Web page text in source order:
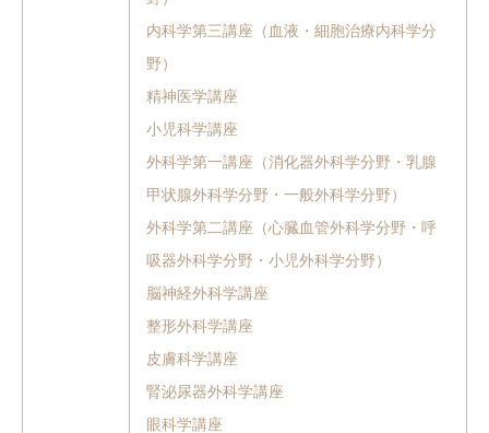
内科学第三講座（血液・細胞治療内科学分
野）
精神医学講座
小児科学講座
外科学第一講座（消化器外科学分野・乳腺
甲状腺外科学分野・一般外科学分野）
外科学第二講座（心臓血管外科学分野・呼
吸器外科学分野・小児外科学分野）
脳神経外科学講座
整形外科学講座
皮膚科学講座
腎泌尿器外科学講座
眼科学講座